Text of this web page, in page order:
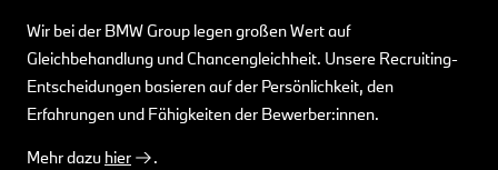
Wir bei der BMW Group legen großen Wert auf
Gleichbehandlung und Chancengleichheit. Unsere Recruiting-
Entscheidungen basieren auf der Persönlichkeit, den
Erfahrungen und Fähigkeiten der Bewerber:innen.
Mehr dazu hier .